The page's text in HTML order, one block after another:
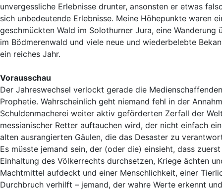
unvergessliche Erlebnisse drunter, ansonsten er etwas
sich unbedeutende Erlebnisse. Meine Höhepunkte waren
geschmückten Wald im Solothurner Jura, eine
im Bödmerenwald und viele neue und wiederbelebte
ein reiches Jahr.
Vorausschau
Der Jahreswechsel verlockt gerade die
Prophetie. Wahrscheinlich geht niemand fehl in der
Schuldenmacherei weiter aktiv geförderten Zerfall der
messianischer Retter auftauchen wird, der nicht einfach
alten ausrangierten Gäulen, die das Desaster zu
Es müsste jemand sein, der (oder die) einsieht, dass
Einhaltung des Völkerrechts durchsetzen, Kriege ächten
Machtmittel aufdeckt und einer Menschlichkeit, einer
Durchbruch verhilft – jemand, der wahre Werte erkennt